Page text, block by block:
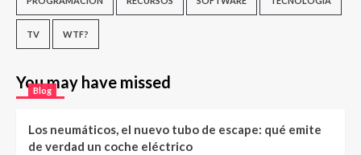
TV WTF?
You may have missed
Blog
Los neumáticos, el nuevo tubo de escape: qué emite
de verdad un coche eléctrico